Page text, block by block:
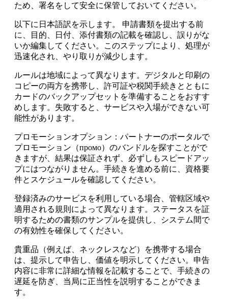
ため、署名をして安全に保管しておいてください。
以下に日本語訳を示します。 申請書類を提出する前
に、目的、日付、添付書類の記載を確認し、誤りがな
いか編集してください。このステップにより、処理が
迅速化され、やり取りが減少します。
ルールは地域によって異なります。デジタルと印刷の
コピーの両方を携帯し、許可証や税関手続きとともに
カードのバックアップセットを準備することをおすす
めします。失敗すると、サービスや入場ができない可
能性があります。
プロモーションオプション：パートナーのポータルで
プロモーション（промо）のバンドルを探すことがで
きますが、結果は保証されず、必ずしもスピードアッ
プにはつながりません。手続きを進める前に、資格要
件とスケジュールを確認してください。
登録済みのサービスを利用している場合、管轄区域や
適用される規則によって異なります。ステータスを証
明するための書類のサンプルを提供し、システム間で
の有効性を確保してください。
貴重品（例えば、ネックレスなど）を携帯する場合
は、提示して申告し、価値を明示してください。申告
内容に非常に詳細な情報を記載することで、手続きの
遅延を防ぎ、当局に正当性を説明することができま
す。